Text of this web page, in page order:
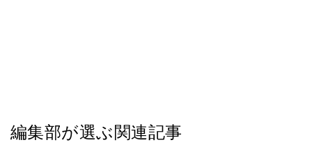
編集部が選ぶ関連記事